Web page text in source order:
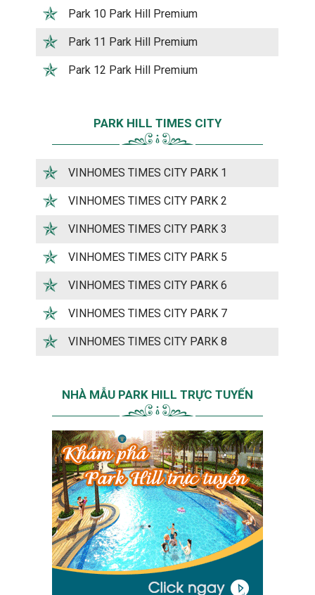
Park 10 Park Hill Premium
Park 11 Park Hill Premium
Park 12 Park Hill Premium
PARK HILL TIMES CITY
VINHOMES TIMES CITY PARK 1
VINHOMES TIMES CITY PARK 2
VINHOMES TIMES CITY PARK 3
VINHOMES TIMES CITY PARK 5
VINHOMES TIMES CITY PARK 6
VINHOMES TIMES CITY PARK 7
VINHOMES TIMES CITY PARK 8
NHÀ MẪU PARK HILL TRỰC TUYẾN